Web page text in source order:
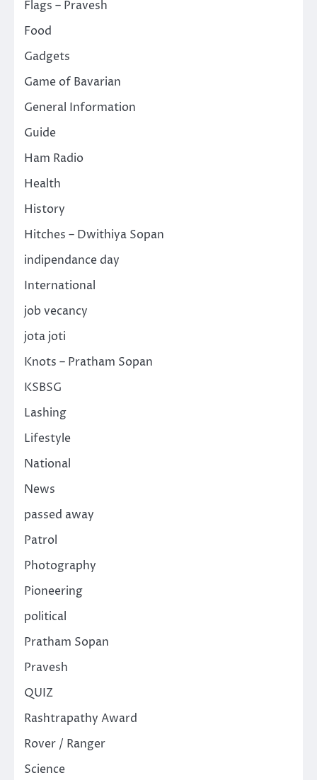
Flags – Pravesh
Food
Gadgets
Game of Bavarian
General Information
Guide
Ham Radio
Health
History
Hitches – Dwithiya Sopan
indipendance day
International
job vecancy
jota joti
Knots – Pratham Sopan
KSBSG
Lashing
Lifestyle
National
News
passed away
Patrol
Photography
Pioneering
political
Pratham Sopan
Pravesh
QUIZ
Rashtrapathy Award
Rover / Ranger
Science